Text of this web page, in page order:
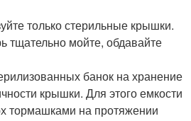
только стерильные крышки.
тщательно мойте, обдавайте
банок на хранение
крышки. Для этого емкости
тормашками на протяжении